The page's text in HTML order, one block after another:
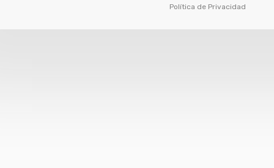
Política de Privacidad